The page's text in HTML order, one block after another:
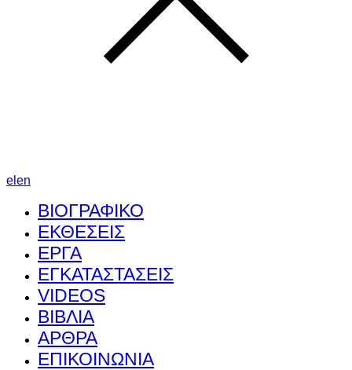
el en
ΒΙΟΓΡΑΦΙΚΟ
ΕΚΘΕΣΕΙΣ
ΕΡΓΑ
ΕΓΚΑΤΑΣΤΑΣΕΙΣ
VIDEOS
ΒΙΒΛΙΑ
ΑΡΘΡΑ
ΕΠΙΚΟΙΝΩΝΙΑ